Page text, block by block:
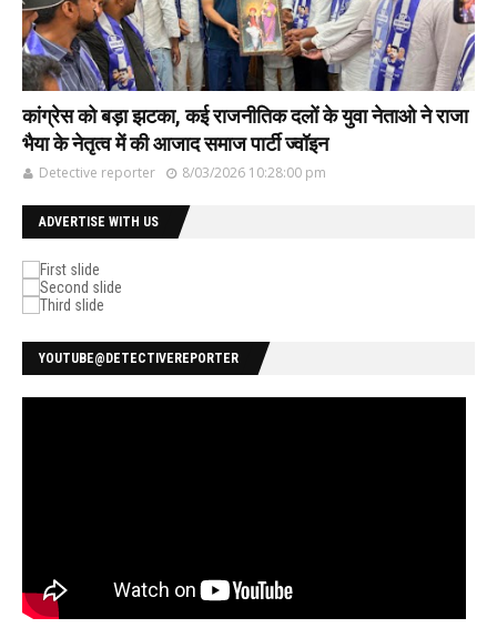
कांग्रेस को बड़ा झटका, कई राजनीतिक दलों के युवा नेताओ ने राजा
भैया के नेतृत्व में की आजाद समाज पार्टी ज्वॉइन
Detective reporter 8/03/2026 10:28:00 pm
ADVERTISE WITH US
YOUTUBE@DETECTIVEREPORTER